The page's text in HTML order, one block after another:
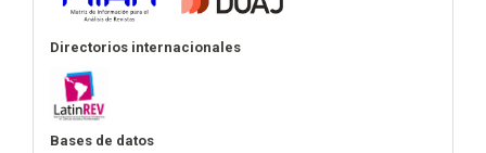
Directorios internacionales
Bases de datos